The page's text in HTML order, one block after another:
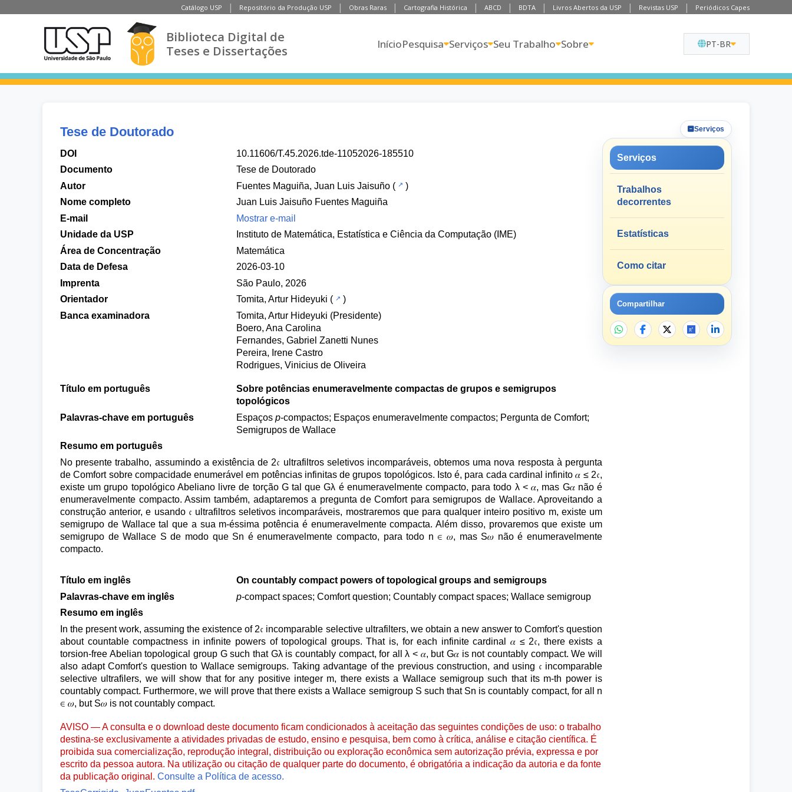
Catálogo USP Repositório da Produção USP Obras Raras Cartografia Histórica ABCD BDTA Livros Abertos da USP Revistas USP Periódicos Capes
Biblioteca Digital de
Teses e Dissertações
InícioPesquisa Serviços Seu Trabalho Sobre PT-BR
Tese de Doutorado
DOI
10.11606/T.45.2026.tde-11052026-185510
Documento
Tese de Doutorado
Autor
Fuentes Maguiña, Juan Luis Jaisuño (
)
Nome completo
Juan Luis Jaisuño Fuentes Maguiña
E-mail
Mostrar e-mail
Unidade da USP
Instituto de Matemática, Estatística e Ciência da Computação (IME)
Área de Concentração
Matemática
Data de Defesa
2026-03-10
Imprenta
São Paulo, 2026
Orientador
Tomita, Artur Hideyuki (
)
Banca examinadora
Tomita, Artur Hideyuki (Presidente)
Boero, Ana Carolina
Fernandes, Gabriel Zanetti Nunes
Pereira, Irene Castro
Rodrigues, Vinicius de Oliveira
Título em português
Sobre potências enumeravelmente compactas de grupos e semigrupos
topológicos
Palavras-chave em português
Espaços p-compactos; Espaços enumeravelmente compactos; Pergunta de Comfort;
Semigrupos de Wallace
Resumo em português
No presente trabalho, assumindo a existência de 2𝔠 ultrafiltros seletivos incomparáveis, obtemos uma nova resposta à pergunta
de Comfort sobre compacidade enumerável em potências infinitas de grupos topológicos. Isto é, para cada cardinal infinito 𝛼 ≤ 2𝔠,
existe um grupo topológico Abeliano livre de torção G tal que Gλ é enumeravelmente compacto, para todo λ < 𝛼, mas G𝛼 não é
enumeravelmente compacto. Assim também, adaptaremos a pregunta de Comfort para semigrupos de Wallace. Aproveitando a
construção anterior, e usando 𝔠 ultrafiltros seletivos incomparáveis, mostraremos que para qualquer inteiro positivo m, existe um
semigrupo de Wallace tal que a sua m-éssima potência é enumeravelmente compacta. Além disso, provaremos que existe um
semigrupo de Wallace S de modo que Sn é enumeravelmente compacto, para todo n ∈ 𝜔, mas S𝜔 não é enumeravelmente
compacto.
Título em inglês
On countably compact powers of topological groups and semigroups
Palavras-chave em inglês
p-compact spaces; Comfort question; Countably compact spaces; Wallace semigroup
Resumo em inglês
In the present work, assuming the existence of 2𝔠 incomparable selective ultrafilters, we obtain a new answer to Comfort's question
about countable compactness in infinite powers of topological groups. That is, for each infinite cardinal 𝛼 ≤ 2𝔠, there exists a
torsion-free Abelian topological group G such that Gλ is countably compact, for all λ < 𝛼, but G𝛼 is not countably compact. We will
also adapt Comfort's question to Wallace semigroups. Taking advantage of the previous construction, and using 𝔠 incomparable
selective ultrafilers, we will show that for any positive integer m, there exists a Wallace semigroup such that its m-th power is
countably compact. Furthermore, we will prove that there exists a Wallace semigroup S such that Sn is countably compact, for all n
∈ 𝜔, but S𝜔 is not countably compact.
AVISO — A consulta e o download deste documento ficam condicionados à aceitação das seguintes condições de uso: o trabalho
destina-se exclusivamente a atividades privadas de estudo, ensino e pesquisa, bem como à crítica, análise e citação científica. É
proibida sua comercialização, reprodução integral, distribuição ou exploração econômica sem autorização prévia, expressa e por
escrito da pessoa autora. Na utilização ou citação de qualquer parte do documento, é obrigatória a indicação da autoria e da fonte
da publicação original. Consulte a Política de acesso.
Serviços
Serviços
Trabalhos
decorrentes
Estatísticas
Como citar
Compartilhar